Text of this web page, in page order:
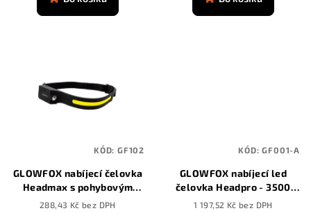
GLOWFOX nabíjecí čelovka
Headmax s pohybovým
senzorem
288,43 Kč bez DPH
KÓD: GF102
GLOWFOX nabíjecí led
čelovka Headpro - 3500
mAh
1 197,52 Kč bez DPH
KÓD:GF001-A